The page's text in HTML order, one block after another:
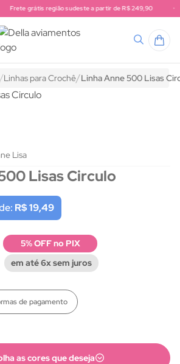
partir de R$ 199,90. Frete grátis região
Frete grátis região sudeste a partir de R$ 249,90
Linhas para Crochê Linha Anne 500 Lisas
Lisa
Lisas Circulo
R$ 19,49
5% OFF no PIX
em até 6x sem juros
de pagamento
as cores que deseja